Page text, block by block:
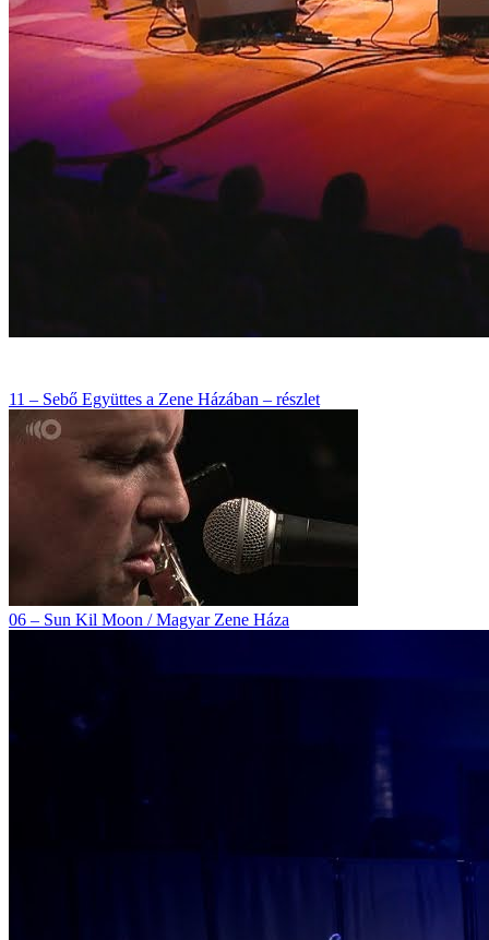
11 – Sebő Együttes a Zene Házában – részlet
06 – Sun Kil Moon / Magyar Zene Háza